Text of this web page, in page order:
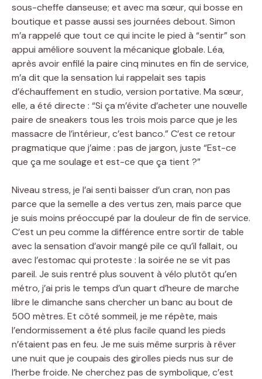
sous-cheffe danseuse; et avec ma sœur, qui bosse en
boutique et passe aussi ses journées debout. Simon
m’a rappelé que tout ce qui incite le pied à “sentir” son
appui améliore souvent la mécanique globale. Léa,
après avoir enfilé la paire cinq minutes en fin de service,
m’a dit que la sensation lui rappelait ses tapis
d’échauffement en studio, version portative. Ma sœur,
elle, a été directe : “Si ça m’évite d’acheter une nouvelle
paire de sneakers tous les trois mois parce que je les
massacre de l’intérieur, c’est banco.” C’est ce retour
pragmatique que j’aime : pas de jargon, juste “Est-ce
que ça me soulage et est-ce que ça tient ?”
Niveau stress, je l’ai senti baisser d’un cran, non pas
parce que la semelle a des vertus zen, mais parce que
je suis moins préoccupé par la douleur de fin de service.
C’est un peu comme la différence entre sortir de table
avec la sensation d’avoir mangé pile ce qu’il fallait, ou
avec l’estomac qui proteste : la soirée ne se vit pas
pareil. Je suis rentré plus souvent à vélo plutôt qu’en
métro, j’ai pris le temps d’un quart d’heure de marche
libre le dimanche sans chercher un banc au bout de
500 mètres. Et côté sommeil, je me répète, mais
l’endormissement a été plus facile quand les pieds
n’étaient pas en feu. Je me suis même surpris à rêver
une nuit que je coupais des girolles pieds nus sur de
l’herbe froide. Ne cherchez pas de symbolique, c’est